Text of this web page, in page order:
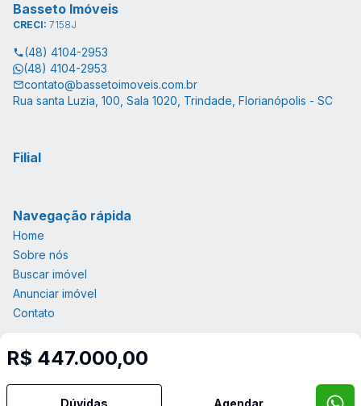
R$ 447.000,00
Dúvidas Agendar
Basseto Imóveis
CRECI: 7158J
(48) 4104-2953
(48) 4104-2953
contato@bassetoimoveis.com.br
Rua santa Luzia, 100, Sala 1020, Trindade, Florianópolis - SC
Filial
Navegação rápida
Home
Sobre nós
Buscar imóvel
Anunciar imóvel
Contato
Selo de Tecnologia Loft